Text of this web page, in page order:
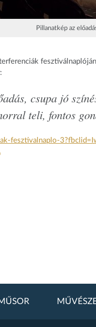
Pillanatkép az
csupa jó
teli, fontos
fesztivalnaplo-3?fbclid=